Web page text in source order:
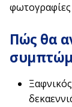
φωτογραφίες
Πώς θα